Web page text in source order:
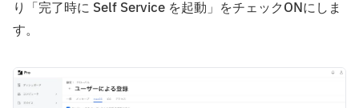
り「完了時に Self Service を起動」をチェックONにしま
す。